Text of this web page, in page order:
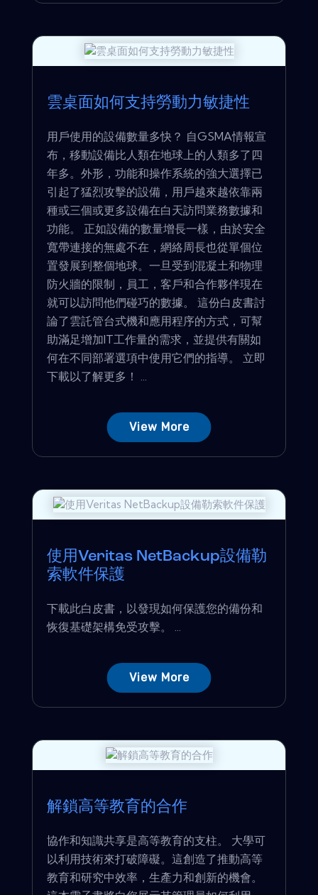
雲桌面如何支持勞動力敏捷性
用戶使用的設備數量多快？ 自GSMA情報宣
布，移動設備比人類在地球上的人類多了四
年多。外形，功能和操作系統的強大選擇已
引起了猛烈攻擊的設備，用戶越來越依靠兩
種或三個或更多設備在白天訪問業務數據和
功能。 正如設備的數量增長一樣，由於安全
寬帶連接的無處不在，網絡周長也從單個位
置發展到整個地球。一旦受到混凝土和物理
防火牆的限制，員工，客戶和合作夥伴現在
就可以訪問他們碰巧的數據。 這份白皮書討
論了雲託管台式機和應用程序的方式，可幫
助滿足增加IT工作量的需求，並提供有關如
何在不同部署選項中使用它們的指導。 立即
下載以了解更多！ ...
View More
使用Veritas NetBackup設備勒
索軟件保護
下載此白皮書，以發現如何保護您的備份和
恢復基礎架構免受攻擊。 ...
View More
解鎖高等教育的合作
協作和知識共享是高等教育的支柱。 大學可
以利用技術來打破障礙。這創造了推動高等
教育和研究中效率，生產力和創新的機會。